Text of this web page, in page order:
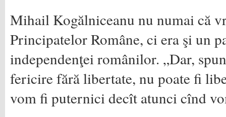
Mihail Kogălniceanu nu numai că
Principatelor Române, ci era şi un
independenţei românilor. „Dar,
fericire fără libertate, nu poate fi
vom fi puternici decît atunci cînd